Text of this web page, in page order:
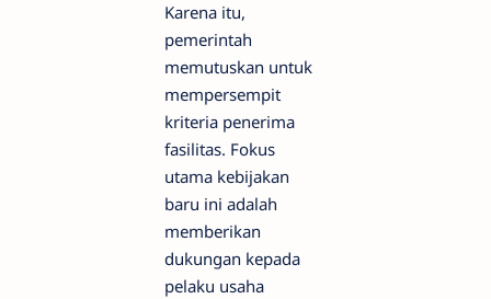
Karena itu,
pemerintah
memutuskan untuk
mempersempit
kriteria penerima
fasilitas. Fokus
utama kebijakan
baru ini adalah
memberikan
dukungan kepada
pelaku usaha